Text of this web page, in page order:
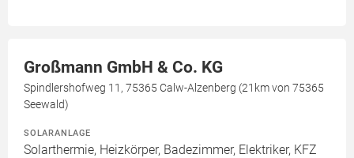
Großmann GmbH & Co. KG
Spindlershofweg 11, 75365 Calw-Alzenberg (21km von 75365
Seewald)
SOLARANLAGE
Solarthermie, Heizkörper, Badezimmer, Elektriker, KFZ